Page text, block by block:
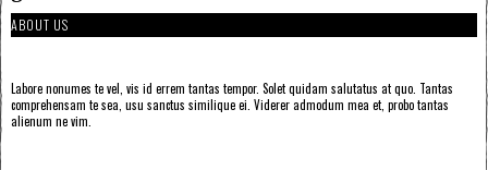
ABOUT US
Labore nonumes te vel, vis id errem tantas tempor. Solet quidam salutatus at quo. Tantas
comprehensam te sea, usu sanctus similique ei. Viderer admodum mea et, probo tantas
alienum ne vim.